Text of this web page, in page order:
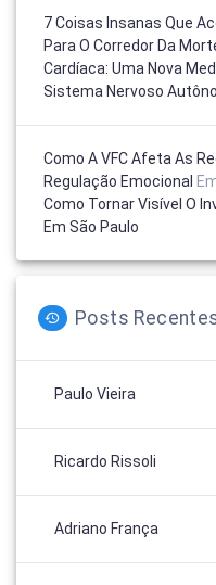
7 Coisas Insanas Que
Para O Corredor Da
Cardíaca: Uma Nova
Sistema Nervoso
Como A VFC Afeta As
Regulação Emocional
Como Tornar Visível O
Em São Paulo
Posts
Paulo Vieira
Ricardo Rissoli
Adriano França